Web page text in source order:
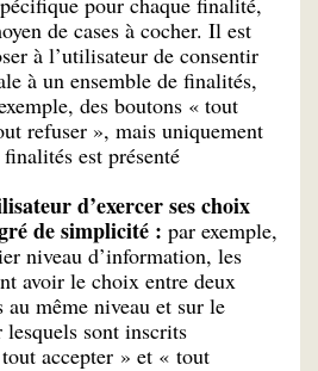
de cases à cocher. Il est
à l’utilisateur de consentir
à un ensemble de finalités,
des boutons « tout
refuser », mais uniquement
est présenté
d’exercer ses choix
de simplicité : par exemple,
niveau d’information, les
avoir le choix entre deux
au même niveau et sur le
sont inscrits
accepter » et « tout